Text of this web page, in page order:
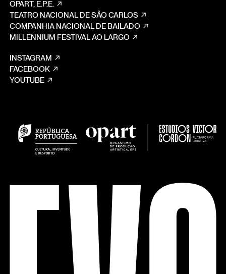
OPART, E.P.E.
TEATRO NACIONAL DE SÃO CARLOS
COMPANHIA NACIONAL DE BAILADO
MILLENNIUM FESTIVAL AO LARGO
INSTAGRAM
FACEBOOK
YOUTUBE